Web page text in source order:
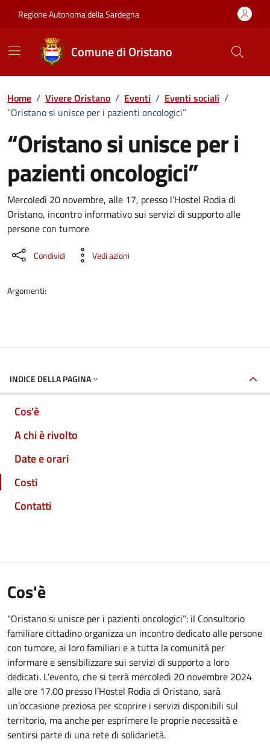
Regione Autonoma della Sardegna
Comune di Oristano
Home / Vivere Oristano / Eventi / Eventi sociali /
“Oristano si unisce per i pazienti oncologici”
“Oristano si unisce per i
pazienti oncologici”
Dettaglio dell'evento
Mercoledì 20 novembre, alle 17, presso l’Hostel Rodia di
Oristano, incontro informativo sui servizi di supporto alle
persone con tumore
Condividi Vedi azioni
Argomenti:
INDICE DELLA PAGINA
Cos'è
A chi è rivolto
Date e orari
Costi
Contatti
Cos'è
“Oristano si unisce per i pazienti oncologici”: il Consultorio
familiare cittadino organizza un incontro dedicato alle persone
con tumore, ai loro familiari e a tutta la comunità per
informare e sensibilizzare sui servizi di supporto a loro
dedicati. L’evento, che si terrà mercoledì 20 novembre 2024
alle ore 17.00 presso l’Hostel Rodia di Oristano, sarà
un’occasione preziosa per scoprire i servizi disponibili sul
territorio, ma anche per esprimere le proprie necessità e
sentirsi parte di una rete di solidarietà.